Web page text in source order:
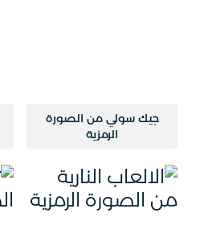
جيك سولي من الصورة
الرمزية